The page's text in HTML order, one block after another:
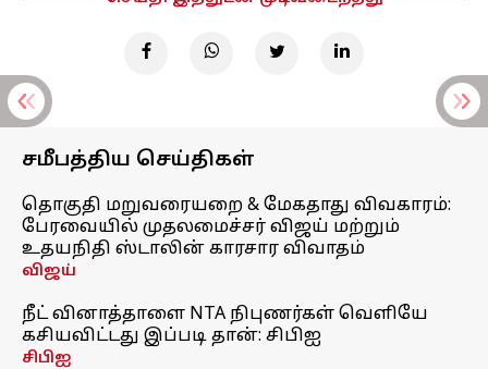
சமீபத்திய செய்திகள்
தொகுதி மறுவரையறை & மேகதாது விவகாரம்:
பேரவையில் முதலமைச்சர் விஜய் மற்றும்
உதயநிதி ஸ்டாலின் காரசார விவாதம்
விஜய்
நீட் வினாத்தாளை NTA நிபுணர்கள் வெளியே
கசியவிட்டது இப்படி தான்: சிபிஐ
சிபிஐ